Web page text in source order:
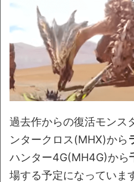
過去作からの復活モンス
ンタークロス(MHX)から
ハンター4G(MH4G)から
場する予定になっていま